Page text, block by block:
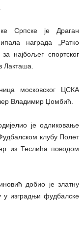
Српске је Драган
награда „Ратко
најбољег спортског
Лакташа.
московског ЦСКА
Владимир Џомбић.
је одликовање
клубу Полет
из Теслића поводом
добио је златну
у изградњи фудбалске